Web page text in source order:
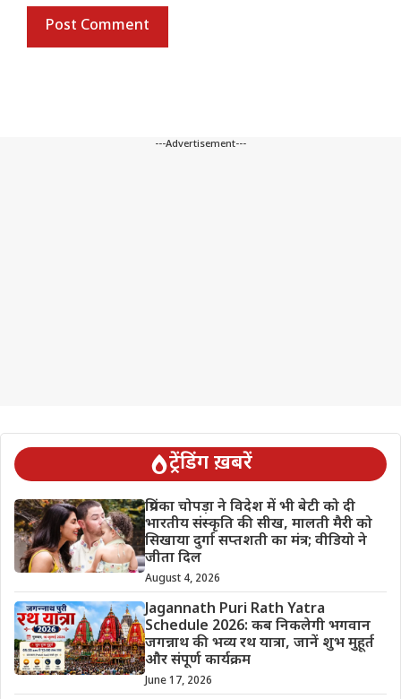
---Advertisement---
ट्रेंडिंग ख़बरें
प्रियंका चोपड़ा ने विदेश में भी बेटी को दी
भारतीय संस्कृति की सीख, मालती मैरी को
सिखाया दुर्गा सप्तशती का मंत्र; वीडियो ने
जीता दिल
August 4, 2026
Jagannath Puri Rath Yatra
Schedule 2026: कब निकलेगी भगवान
जगन्नाथ की भव्य रथ यात्रा, जानें शुभ मुहूर्त
और संपूर्ण कार्यक्रम
June 17, 2026